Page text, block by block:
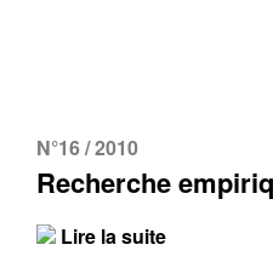
N°16 / 2010
Recherche
Lire la suite